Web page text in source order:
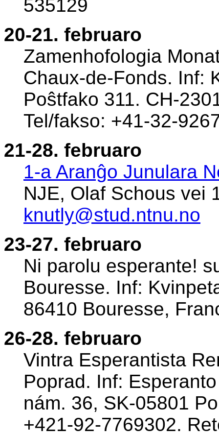
535129
20-21. februaro
Zamenhofologia
Chaux-de-Fonds. Inf:
Poŝtfako 311. CH-
Tel/fakso: +41-32-
21-28. februaro
1-a Aranĝo Junulara
NJE, Olaf Schous vei
knutly@stud.ntnu.no
23-27. februaro
Ni parolu esperante!
Bouresse. Inf:
86410 Bouresse,
26-28. februaro
Vintra Esperantista
Poprad. Inf:
nám. 36, SK-05801
+421-92-7769302.